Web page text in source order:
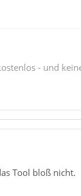
- und
Tool bloß nicht.